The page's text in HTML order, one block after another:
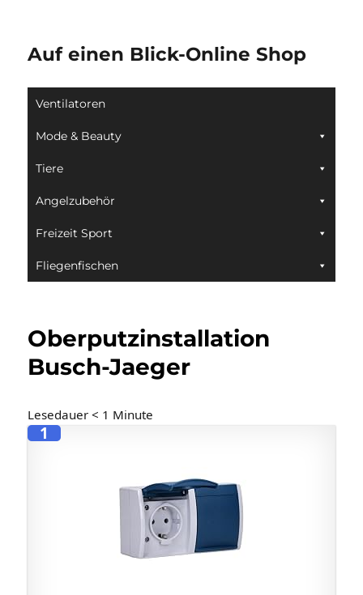
Auf einen Blick-Online Shop
Ventilatoren
Mode & Beauty
Tiere
Angelzubehör
Freizeit Sport
Fliegenfischen
Oberputzinstallation
Busch-Jaeger
Lesedauer < 1 Minute
1